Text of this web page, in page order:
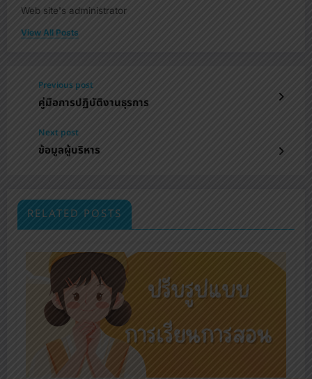
Web site's administrator
View All Posts
Previous post
คู่มือการปฏิบัติงานธุรการ
Next post
ข้อมูลผู้บริหาร
RELATED POSTS